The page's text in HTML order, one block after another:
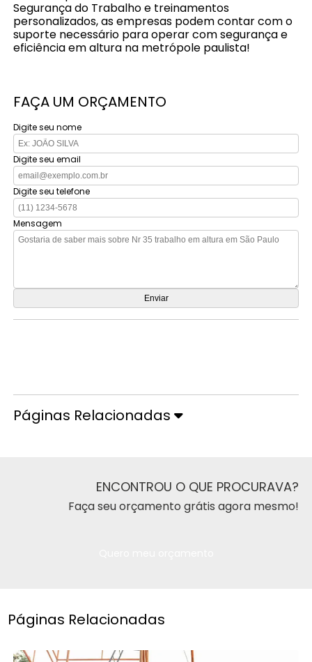
Segurança do Trabalho e treinamentos
personalizados, as empresas podem contar com o
suporte necessário para operar com segurança e
eficiência em altura na metrópole paulista!
FAÇA UM ORÇAMENTO
Digite seu nome
Digite seu email
Digite seu telefone
Mensagem
Páginas Relacionadas
ENCONTROU O QUE PROCURAVA?
Faça seu orçamento grátis agora mesmo!
Páginas Relacionadas